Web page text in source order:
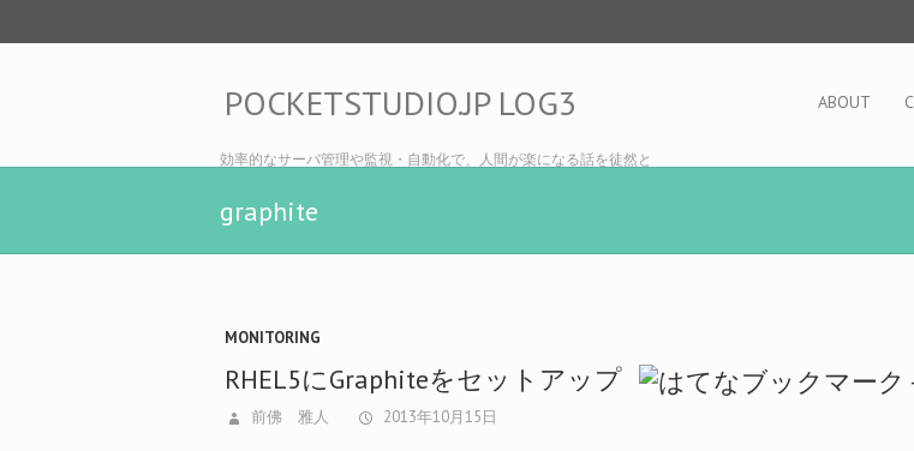
POCKETSTUDIO.JP LOG3
効率的なサーバ管理や監視・自動化で、人間が楽になる話を徒然と
ABOUT
graphite
MONITORING
RHEL5にGraphiteをセットアップ
前佛 雅人 2013年10月15日